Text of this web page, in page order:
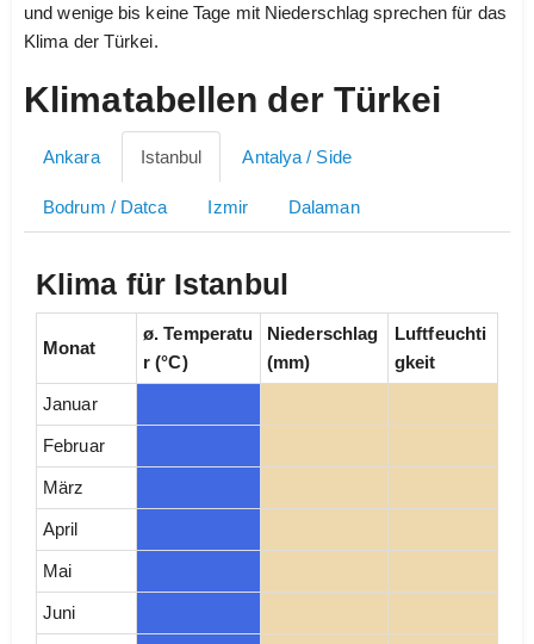
und wenige bis keine Tage mit Niederschlag sprechen für das
Klima der Türkei.
Klimatabellen der Türkei
Ankara Istanbul Antalya / Side
Bodrum / Datca Izmir Dalaman
Klima für Istanbul
Monat
ø. Temperatu
r (°C)
Niederschlag
(mm)
Luftfeuchti
gkeit
Januar
Februar
März
April
Mai
Juni